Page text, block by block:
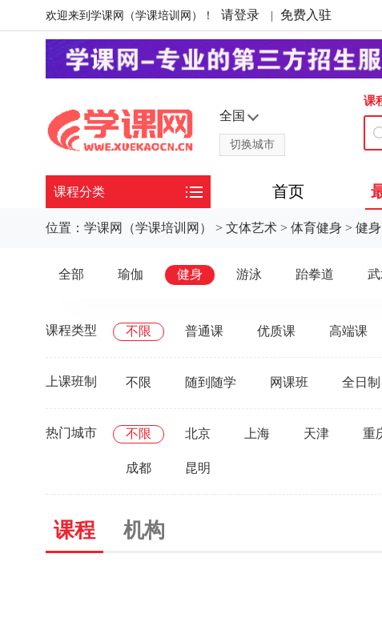
欢迎来到学课网（学课培训网）！ 请登录 免费入驻
全国
切换城市
课
课程分类 首页
位置： 学课网（学课培训网） > 文体艺术 > 体育健身 > 健身
全部 瑜伽 健身 游泳 跆拳道
课程类型 不限 普通课 优质课 高端课
上课班制 不限 随到随学 网课班 全日制
热门城市 不限 北京 上海 天津 重
成都 昆明
课程 机构